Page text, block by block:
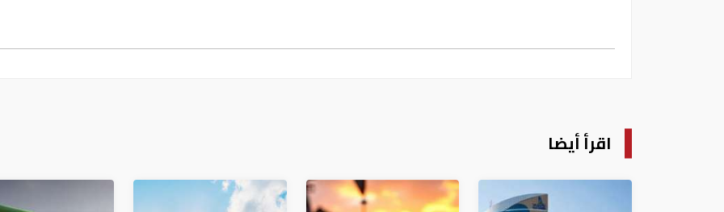
اقرأ أيضا